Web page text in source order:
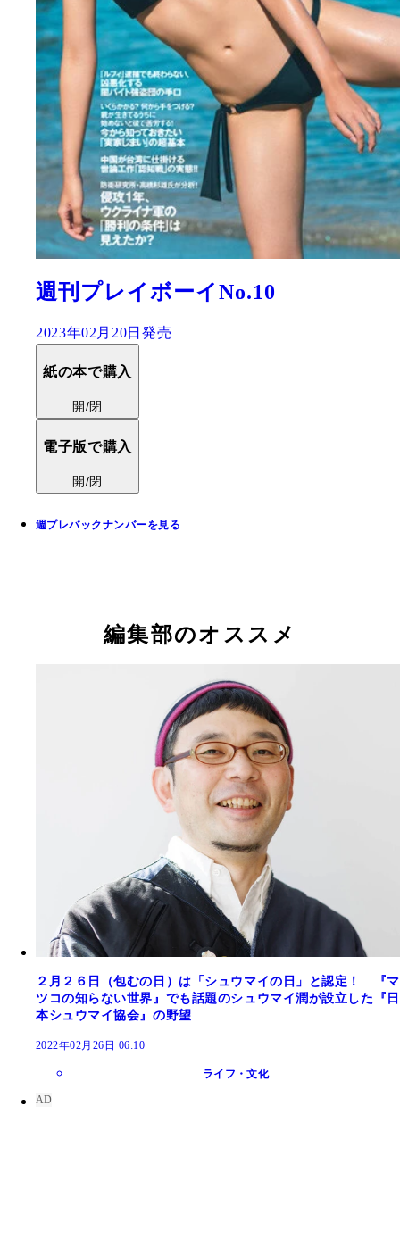
週刊プレイボーイNo.10
2023年02月20日発売
紙の本で購入
開/閉
電子版で購入
開/閉
週プレバックナンバーを見る
編集部のオススメ
２月２６日（包むの日）は「シュウマイの日」と認定！ 『マ
ツコの知らない世界』でも話題のシュウマイ潤が設立した『日
本シュウマイ協会』の野望
2022年02月26日 06:10
ライフ・文化